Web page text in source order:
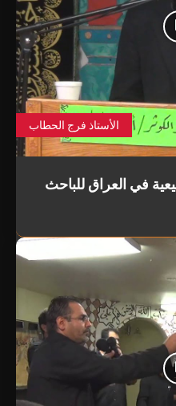
الأستاذ فرج الحطاب
في العراق للباحث